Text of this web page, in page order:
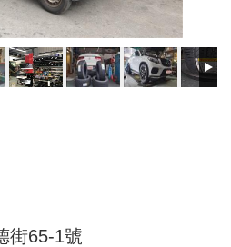
街65-1號